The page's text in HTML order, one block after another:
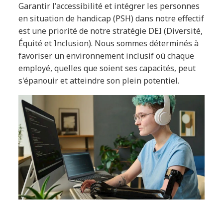
Garantir l'accessibilité et intégrer les personnes
en situation de handicap (PSH) dans notre effectif
est une priorité de notre stratégie DEI (Diversité,
Équité et Inclusion). Nous sommes déterminés à
favoriser un environnement inclusif où chaque
employé, quelles que soient ses capacités, peut
s'épanouir et atteindre son plein potentiel.